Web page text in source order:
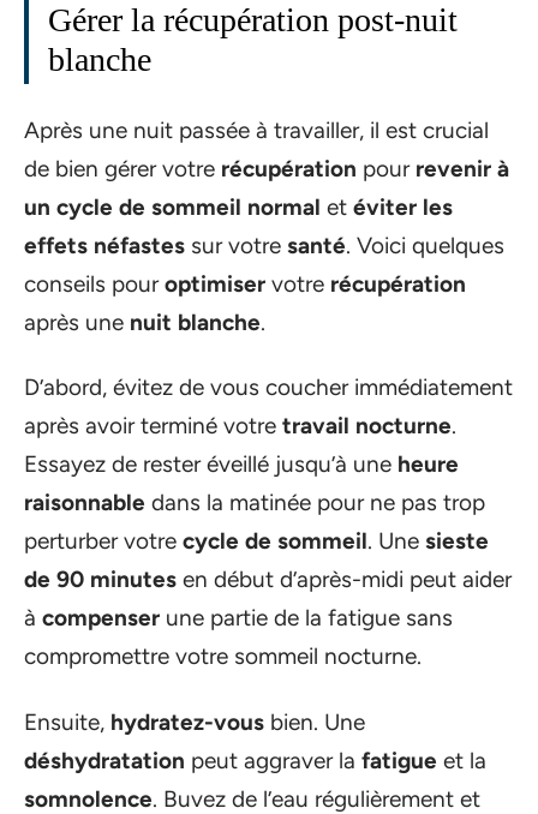
Gérer la récupération post-nuit
blanche
Après une nuit passée à travailler, il est crucial
de bien gérer votre récupération pour revenir à
un cycle de sommeil normal et éviter les
effets néfastes sur votre santé. Voici quelques
conseils pouroptimiser votre récupération
après une nuit blanche.
D’abord, évitez de vous coucher immédiatement
après avoir terminé votre travail nocturne.
Essayez de rester éveillé jusqu’à une heure
raisonnable dans la matinée pour ne pas trop
perturber votre cycle de sommeil. Une sieste
de 90 minutes en début d’après-midi peut aider
à compenser une partie de la fatigue sans
compromettre votre sommeil nocturne.
Ensuite, hydratez-vous bien. Une
déshydratation peut aggraver la fatigue et la
somnolence. Buvez de l’eau régulièrement et